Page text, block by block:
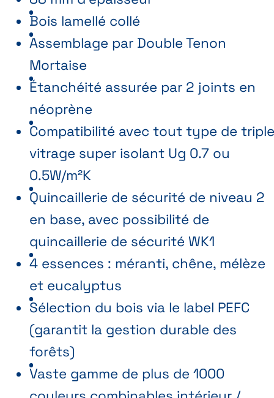
Bois lamellé collé
Assemblage par Double Tenon
Mortaise
Étanchéité assurée par 2 joints en
néoprène
Compatibilité avec tout type de triple
vitrage super isolant Ug 0.7 ou
0.5W/m²K
Quincaillerie de sécurité de niveau 2
en base, avec possibilité de
quincaillerie de sécurité WK1
4 essences : méranti, chêne, mélèze
et eucalyptus
Sélection du bois via le label PEFC
(garantit la gestion durable des
forêts)
Vaste gamme de plus de 1000